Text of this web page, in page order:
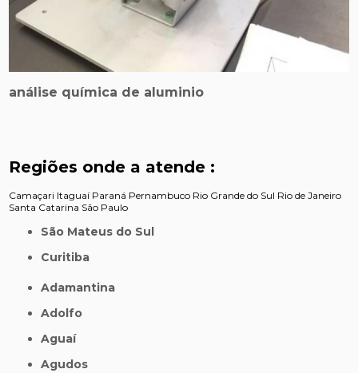
análise química de aluminio
Regiões onde a atende :
Camaçari Itaguaí Paraná Pernambuco Rio Grande do Sul Rio de Janeiro
Santa Catarina São Paulo
São Mateus do Sul
Curitiba
Adamantina
Adolfo
Aguaí
Agudos